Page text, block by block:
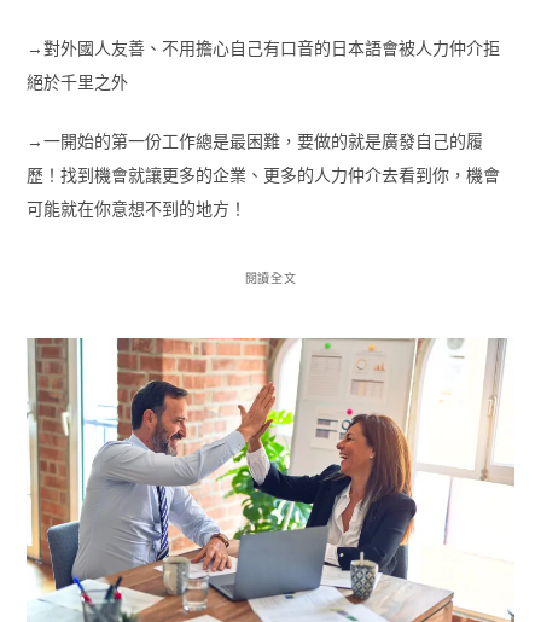
→對外國人友善、不用擔心自己有口音的日本語會被人力仲介拒
絕於千里之外
→一開始的第一份工作總是最困難，要做的就是廣發自己的履
歷！找到機會就讓更多的企業、更多的人力仲介去看到你，機會
可能就在你意想不到的地方！
閱讀全文